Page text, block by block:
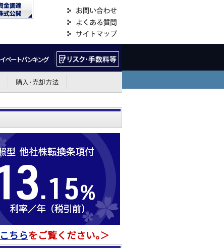
購入･売却方法
こちらをご覧ください｡＞